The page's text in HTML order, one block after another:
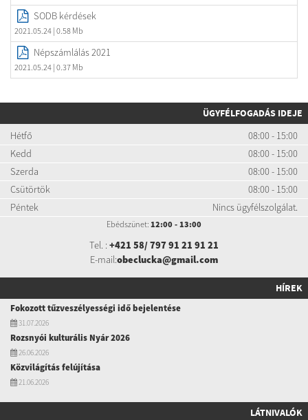
SODB kérdések
2021.05.24 | 0.58 Mb
Népszámlálás 2021
2021.05.24 | 0.37 Mb
ÜGYFÉLFOGADÁS IDEJE
Hétfő
08:00 - 15:00
Kedd
08:00 - 15:00
Szerda
08:00 - 15:00
Csütörtök
08:00 - 15:00
Péntek
Nincs ügyfélszolgálat.
Ebédszünet: 12:00 - 13:00
Tel. : +421 58/ 797 91 21 91 21
E-mail:obeclucka@gmail.com
HÍREK
Fokozott tűzveszélyességi idő bejelentése
31.07.2026
Rozsnyói kulturális Nyár 2026
26.06.2026
Közvilágítás felújítása
21.06.2026
LÁTNIVALÓK